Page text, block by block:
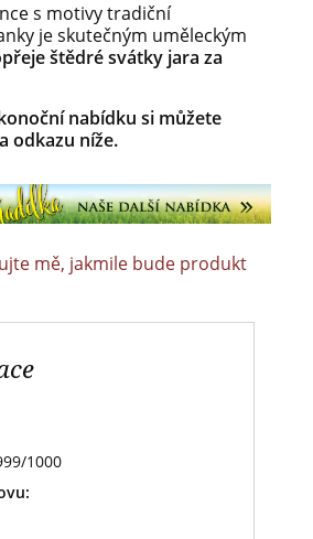
s motivy tradiční
je skutečným uměleckým
štědré svátky jara za
nabídku si můžete
odkazu níže.
mě, jakmile bude produkt
1000